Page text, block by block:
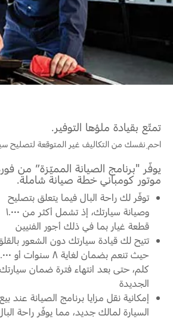
لبنان
سلطنة
عمان
قطر
‫المملكة
العربية
السعودية‬
أسطول فورد
فورد بروتكت
خطة الخدمات الممتدة
خطة الخدمات الممتدة
إصلاح أضرار الحوادث
القسائم والخصومات الخاصة بالصيانة
الإطارات
خدمة المحرك
خدمة الفرامل
خدمة البطارية
تغيير زيت
تغيير الفلاتر
الضمان والتأمين
Ford Protect لمحة عامة عن
باقة الصيانة الفائقة
باقة الخدمة
تمتّع بقيادة ملؤها التوفير.
احمِ نفسك من التكاليف غير المتوقعة لتصليح
يوفّر "برنامج الصيانة المميّزة” من
موتور كومباني خطة صيانة شاملة.
توفّر لك راحة البال فيما يتعلق بتصليح
وصيانة سيارتك، إذ تشمل أكثر من ١.٠٠٠
قطعة غيار بما في ذلك أجور الفنيين
تتيح لك قيادة سيارتك دون الشعور
حيث تنعم بضمان
كلم، حتى بعد انتهاء فترة ضمان سيارتك
الجديدة
إمكانية نقل مزايا برنامج الصيانة عند بيع
السيارة لمالك جديد، مما يوفّر راحة